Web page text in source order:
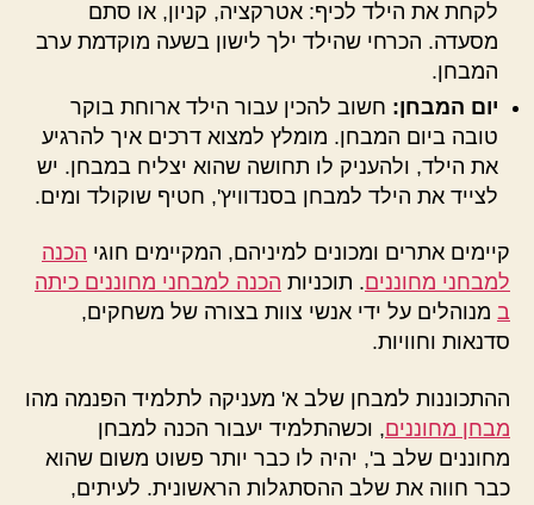
לקחת את הילד לכיף: אטרקציה, קניון, או סתם
מסעדה. הכרחי שהילד ילך לישון בשעה מוקדמת ערב
המבחן.
יום המבחן: חשוב להכין עבור הילד ארוחת בוקר
טובה ביום המבחן. מומלץ למצוא דרכים איך להרגיע
את הילד, ולהעניק לו תחושה שהוא יצליח במבחן. יש
לצייד את הילד למבחן בסנדוויץ', חטיף שוקולד ומים.
קיימים אתרים ומכונים למיניהם, המקיימים חוגי הכנה
למבחני מחוננים. תוכניות הכנה למבחני מחוננים כיתה
ב מנוהלים על ידי אנשי צוות בצורה של משחקים,
סדנאות וחוויות.
ההתכוננות למבחן שלב א' מעניקה לתלמיד הפנמה מהו
מבחן מחוננים, וכשהתלמיד יעבור הכנה למבחן
מחוננים שלב ב', יהיה לו כבר יותר פשוט משום שהוא
כבר חווה את שלב ההסתגלות הראשונית. לעיתים,